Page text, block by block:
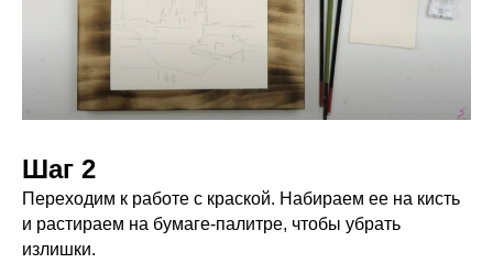
Шаг 2
Переходим к работе с краской. Набираем ее на кисть
и растираем на бумаге-палитре, чтобы убрать
излишки.